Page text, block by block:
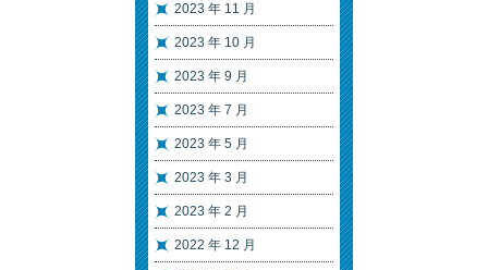
2023 年 11 月
2023 年 10 月
2023 年 9 月
2023 年 7 月
2023 年 5 月
2023 年 3 月
2023 年 2 月
2022 年 12 月